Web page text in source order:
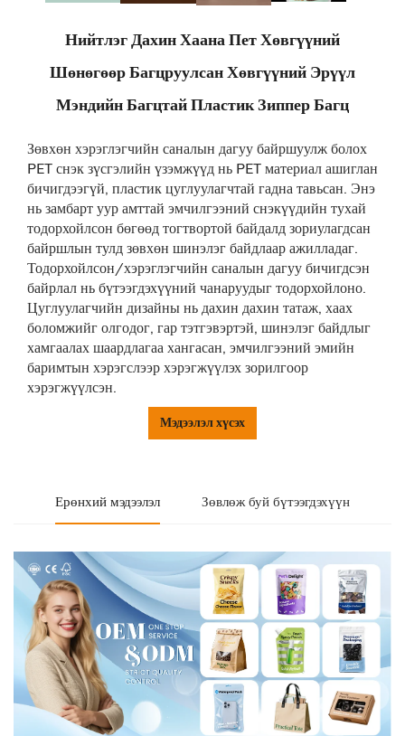
Нийтлэг Дахин Хаана Пет Хөвгүүний
Шөнөгөөр Багцруулсан Хөвгүүний Эрүүл
Мэндийн Багцтай Пластик Зиппер Багц
Зөвхөн хэрэглэгчийн саналын дагуу байршуулж болох
PET снэк зүсгэлийн үзэмжүүд нь PET материал ашиглан
бичигдээгүй, пластик цуглуулагчтай гадна тавьсан. Энэ
нь замбарт уур амттай эмчилгээний снэкүүдийн тухай
тодорхойлсон бөгөөд тогтвортой байдалд зориулагдсан
байршлын тулд зөвхөн шинэлэг байдлаар ажилладаг.
Тодорхойлсон/хэрэглэгчийн саналын дагуу бичигдсэн
байрлал нь бүтээгдэхүүний чанаруудыг тодорхойлоно.
Цуглуулагчийн дизайны нь дахин дахин татаж, хаах
боломжийг олгодог, гар тэтгэвэртэй, шинэлэг байдлыг
хамгаалах шаардлагаа хангасан, эмчилгээний эмийн
баримтын хэрэгслээр хэрэгжүүлэх зорилгоор
хэрэгжүүлсэн.
Мэдээлэл хүсэх
Ерөнхий мэдээлэл Зөвлөж буй бүтээгдэхүүн